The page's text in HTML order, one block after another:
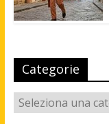
Categorie
Categorie